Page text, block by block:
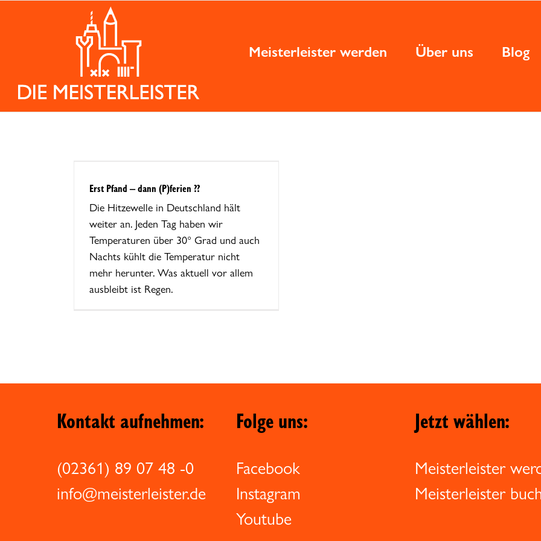
Meisterleister werden Über uns Blog
Erst Pfand – dann (P)ferien ??
Die Hitzewelle in Deutschland hält
weiter an. Jeden Tag haben wir
Temperaturen über 30° Grad und auch
Nachts kühlt die Temperatur nicht
mehr herunter. Was aktuell vor allem
ausbleibt ist Regen.
Kontakt aufnehmen:
(02361) 89 07 48 -0
info@meisterleister.de
Folge uns:
Facebook
Instagram
Youtube
Jetzt wählen:
Meisterleister
Meisterleister